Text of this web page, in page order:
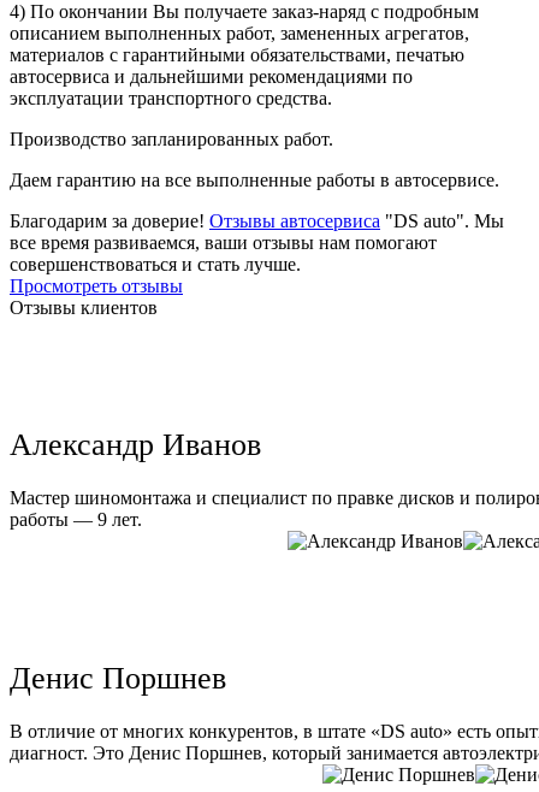
4) По окончании Вы получаете заказ-наряд с подробным
описанием выполненных работ, замененных агрегатов,
материалов с гарантийными обязательствами, печатью
автосервиса и дальнейшими рекомендациями по
эксплуатации транспортного средства.
Производство запланированных работ.
Даем гарантию на все выполненные работы в автосервисе.
Благодарим за доверие! Отзывы автосервиса "DS auto". Мы
все время развиваемся, ваши отзывы нам помогают
совершенствоваться и стать лучше.
Просмотреть отзывы
Отзывы клиентов
Александр Иванов
Мастер шиномонтажа и специалист по правке дисков и
работы — 9 лет.
Денис Поршнев
В отличие от многих конкурентов, в штате «DS auto» есть
диагност. Это Денис Поршнев, который занимается